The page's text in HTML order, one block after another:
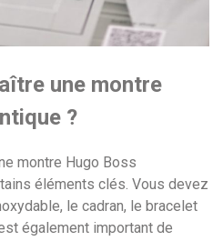
une montre
?
montre Hugo Boss
éléments clés. Vous devez
le cadran, le bracelet
également important de